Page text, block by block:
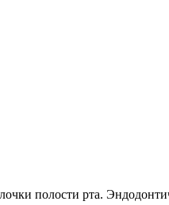
полости рта.